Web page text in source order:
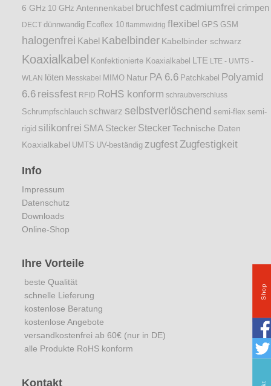
6 GHz 10 GHz Antennenkabel bruchfest cadmiumfrei crimpen
DECT dünnwandig Ecoflex 10 flammwidrig flexibel GPS GSM
halogenfrei Kabel Kabelbinder Kabelbinder schwarz
Koaxialkabel Konfektionierte Koaxialkabel LTE LTE - UMTS -
WLAN löten Messkabel MIMO Natur PA 6.6 Patchkabel Polyamid
6.6 reissfest RFID RoHS konform schraubverschluss
Schrumpfschlauch schwarz selbstverlöschend semi-flex semi-
rigid silikonfrei SMA Stecker Stecker Technische Daten
Koaxialkabel UMTS UV-beständig zugfest Zugfestigkeit
Info
Impressum
Datenschutz
Downloads
Online-Shop
Ihre Vorteile
beste Qualität
schnelle Lieferung
kostenlose Beratung
kostenlose Angebote
versandkostenfrei ab 60€ (nur in DE)
alle Produkte RoHS konform
Kontakt
Shop